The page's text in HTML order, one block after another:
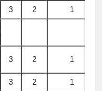
3 2
1
3 2 1
3 2 1